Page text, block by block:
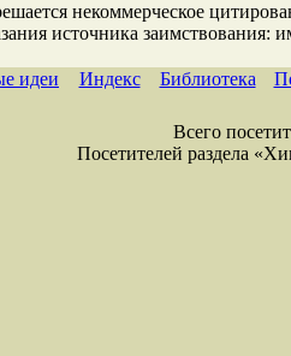
некоммерческое
источника заимствования:
идеи Индекс Библиотека
Всего
Посетителей раздела